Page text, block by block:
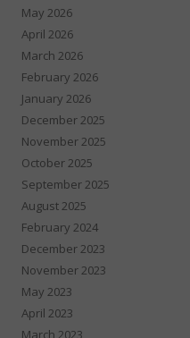
May 2026
April 2026
March 2026
February 2026
January 2026
December 2025
November 2025
October 2025
September 2025
August 2025
February 2024
December 2023
November 2023
May 2023
April 2023
March 2023